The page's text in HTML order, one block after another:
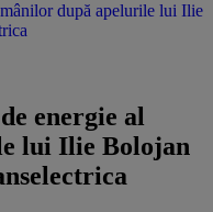
după apelurile lui Ilie
energie al
lui Ilie Bolojan